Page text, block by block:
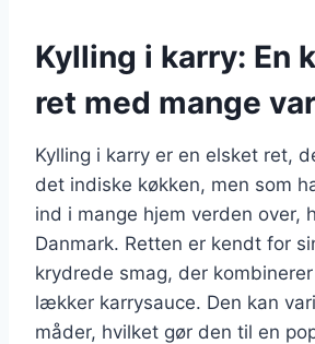
Kylling i karry: En
ret med mange
Kylling i karry er en elsket ret,
det indiske køkken, men som
ind i mange hjem verden over,
Danmark. Retten er kendt for
krydrede smag, der
lækker karrysauce. Den kan
måder, hvilket gør den til en